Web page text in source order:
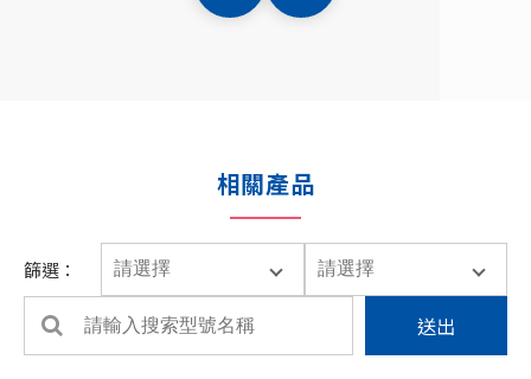
使其成為新舊自動化系統整合的理想方案。
相關產品
篩選：
送出